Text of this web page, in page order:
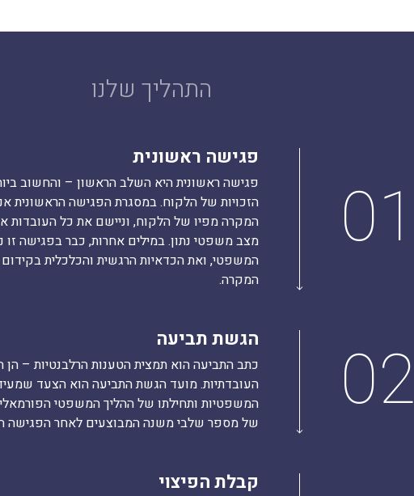
התהליך שלנו
01
פגישה ראשונית
פגישה ראשונית היא השלב הראשון – והחשוב
הזכויות של הלקוח. במסגרת הפגישה הראשונית
המקרה מפיו של הלקוח, וניישם את כל העובדות
מצב משפטי נתון. במילים אחרות, כבר בפגישה זו
המשפטי, ואת הכדאיות הרגשית והכלכלית
המקרה.
02 הגשת תביעה
כתב התביעה הוא תמצית הטענות הרלבנטיות – הן
העובדתיות. מועד הגשת התביעה הוא הצעד
המשפטיות ותחילתו של ההליך המשפטי
של מספר שלבי משנה המבוצעים לאחר הפגישה
קבלת הפיצוי